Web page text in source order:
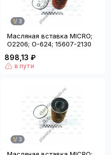
1/ 3
Масляная вставка MICRO;
O2206; O-624; 15607-2130
898,13 ₽
в пути
1/ 3